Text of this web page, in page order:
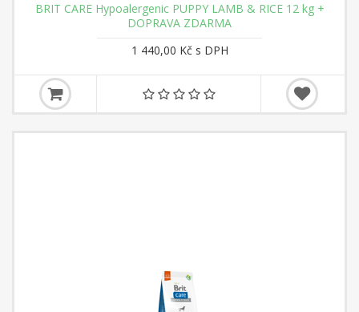
BRIT CARE Hypoalergenic PUPPY LAMB & RICE 12 kg +
DOPRAVA ZDARMA
1 440,00 Kč s DPH